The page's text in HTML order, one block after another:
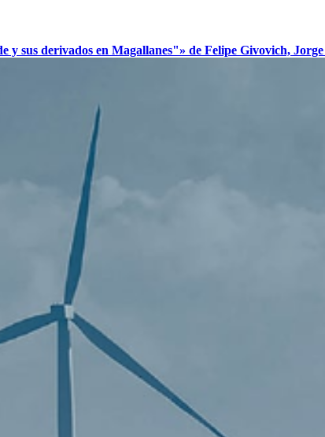
sus derivados en Magallanes"» de Felipe Givovich,